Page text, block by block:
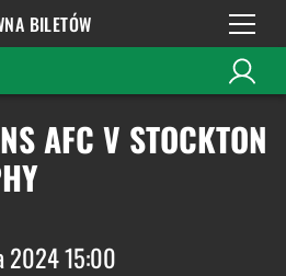
BILETÓW
AFC V STOCKTON
2024 15:00